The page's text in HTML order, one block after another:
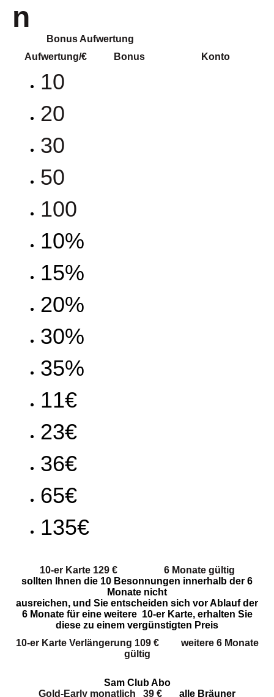
n
Bonus Aufwertung
Aufwertung/€ Bonus Konto
10
20
30
50
100
10%
15%
20%
30%
35%
11€
23€
36€
65€
135€
10-er Karte 129 € 6 Monate gültig
sollten Ihnen die 10 Besonnungen innerhalb der 6
Monate nicht
ausreichen, und Sie entscheiden sich vor Ablauf der
6 Monate für eine weitere 10-er Karte, erhalten Sie
diese zu einem vergünstigten Preis
10-er Karte Verlängerung 109 € weitere 6 Monate
gültig
Sam Club Abo
Gold-Early monatlich 39 € alle Bräuner